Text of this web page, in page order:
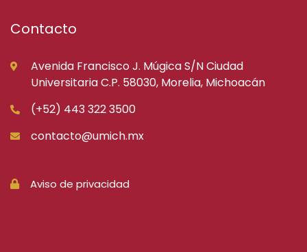
Contacto
Avenida Francisco J. Múgica S/N Ciudad
Universitaria C.P. 58030, Morelia, Michoacán
(+52) 443 322 3500
contacto@umich.mx
Aviso de privacidad